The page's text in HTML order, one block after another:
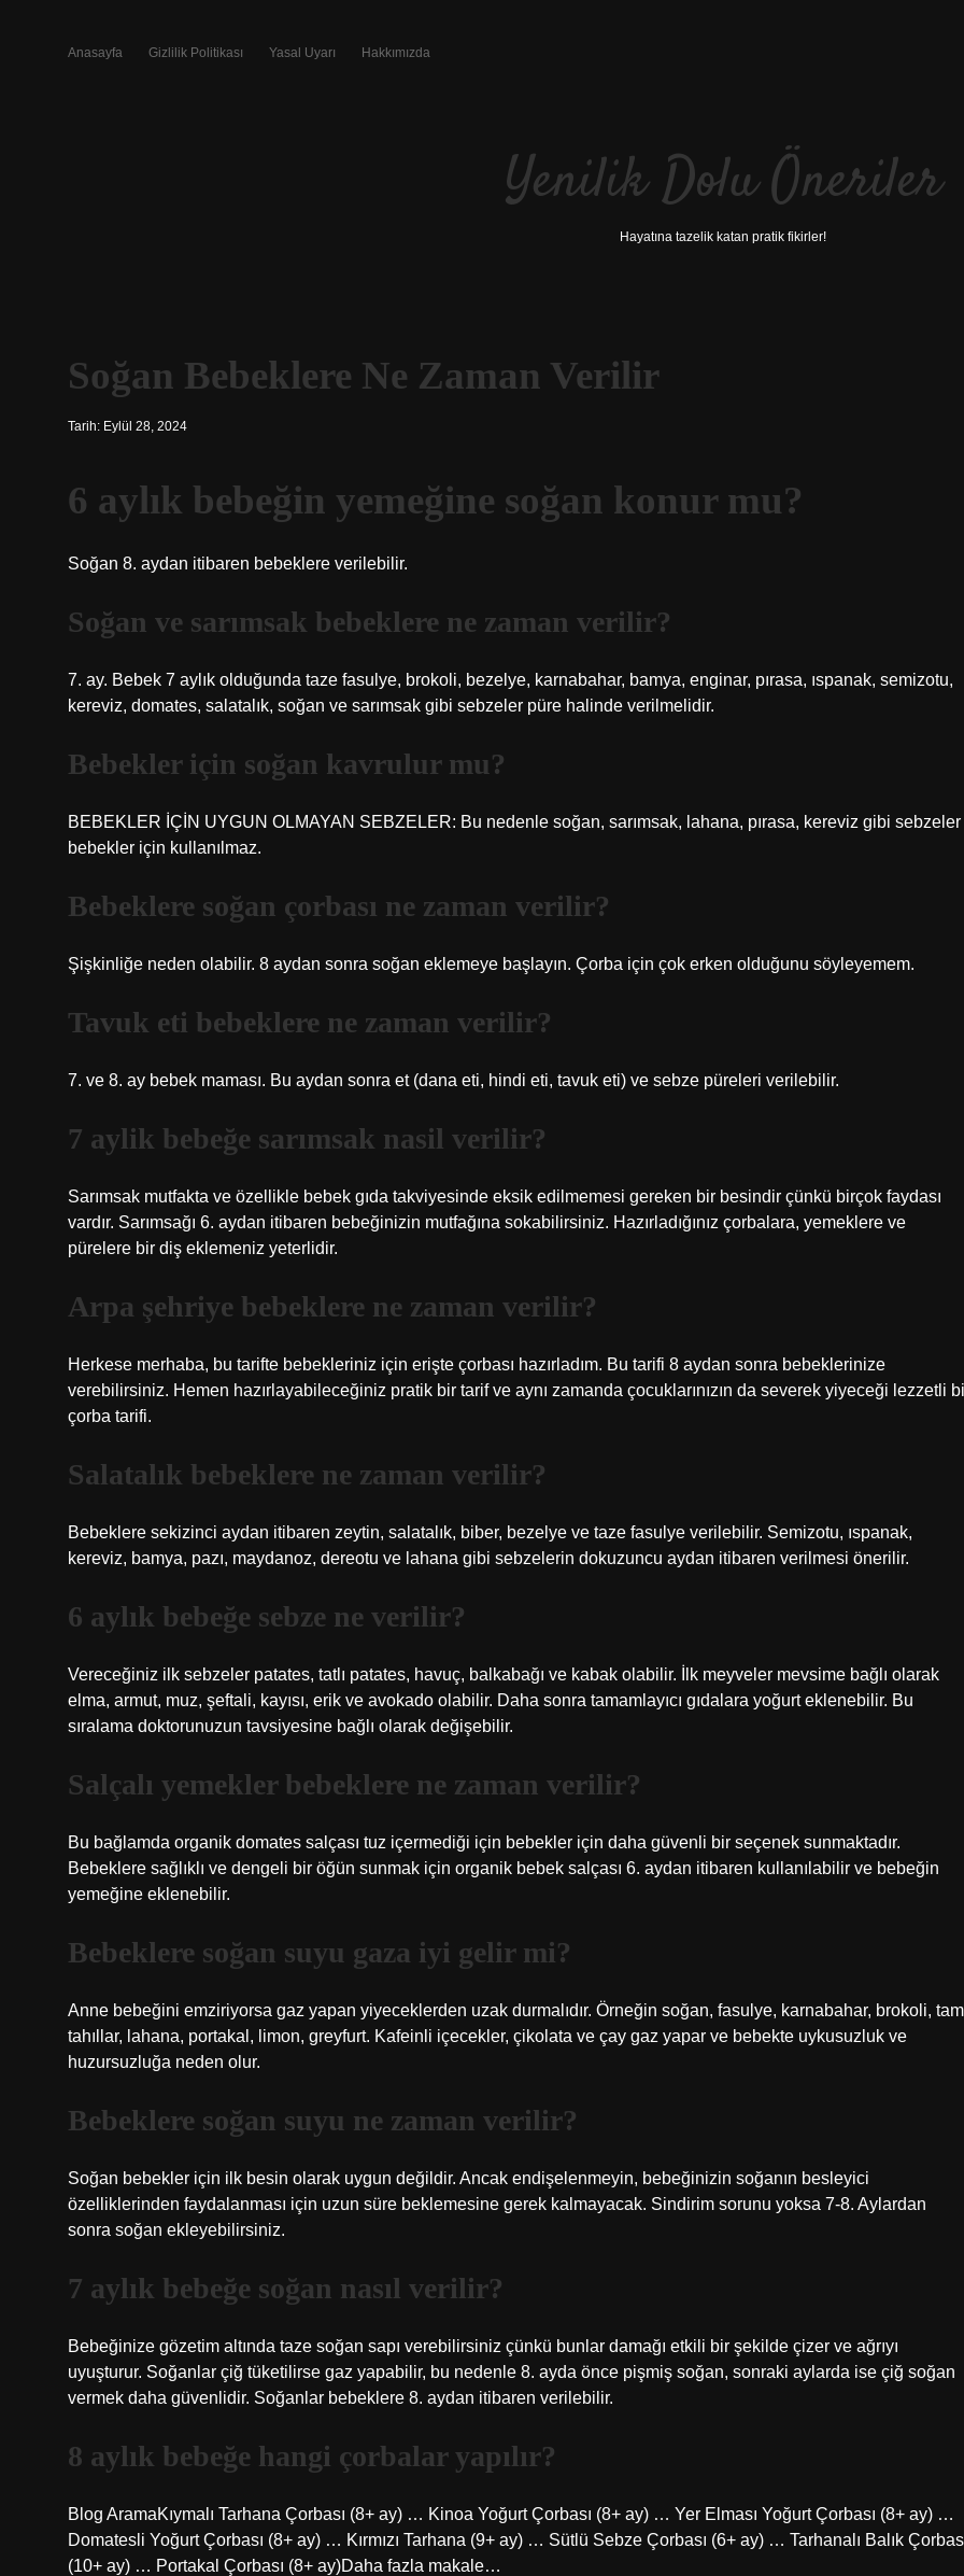
Anasayfa Gizlilik Politikası Yasal Uyarı Hakkımızda
Yenilik Dolu Öneriler
Hayatına tazelik katan pratik fikirler!
Soğan Bebeklere Ne Zaman Verilir
Tarih: Eylül 28, 2024
6 aylık bebeğin yemeğine soğan konur mu?
Soğan 8. aydan itibaren bebeklere verilebilir.
Soğan ve sarımsak bebeklere ne zaman verilir?
7. ay. Bebek 7 aylık olduğunda taze fasulye, brokoli, bezelye, karnabahar, bamya, enginar, pırasa, ıspanak, semizotu,
kereviz, domates, salatalık, soğan ve sarımsak gibi sebzeler püre halinde verilmelidir.
Bebekler için soğan kavrulur mu?
BEBEKLER İÇİN UYGUN OLMAYAN SEBZELER: Bu nedenle soğan, sarımsak, lahana, pırasa, kereviz gibi sebzeler
bebekler için kullanılmaz.
Bebeklere soğan çorbası ne zaman verilir?
Şişkinliğe neden olabilir. 8 aydan sonra soğan eklemeye başlayın. Çorba için çok erken olduğunu söyleyemem.
Tavuk eti bebeklere ne zaman verilir?
7. ve 8. ay bebek maması. Bu aydan sonra et (dana eti, hindi eti, tavuk eti) ve sebze püreleri verilebilir.
7 aylik bebeğe sarımsak nasil verilir?
Sarımsak mutfakta ve özellikle bebek gıda takviyesinde eksik edilmemesi gereken bir besindir çünkü birçok faydası
vardır. Sarımsağı 6. aydan itibaren bebeğinizin mutfağına sokabilirsiniz. Hazırladığınız çorbalara, yemeklere ve
pürelere bir diş eklemeniz yeterlidir.
Arpa şehriye bebeklere ne zaman verilir?
Herkese merhaba, bu tarifte bebekleriniz için erişte çorbası hazırladım. Bu tarifi 8 aydan sonra bebeklerinize
verebilirsiniz. Hemen hazırlayabileceğiniz pratik bir tarif ve aynı zamanda çocuklarınızın da severek yiyeceği lezzetli
çorba tarifi.
Salatalık bebeklere ne zaman verilir?
Bebeklere sekizinci aydan itibaren zeytin, salatalık, biber, bezelye ve taze fasulye verilebilir. Semizotu, ıspanak,
kereviz, bamya, pazı, maydanoz, dereotu ve lahana gibi sebzelerin dokuzuncu aydan itibaren verilmesi önerilir.
6 aylık bebeğe sebze ne verilir?
Vereceğiniz ilk sebzeler patates, tatlı patates, havuç, balkabağı ve kabak olabilir. İlk meyveler mevsime bağlı olarak
elma, armut, muz, şeftali, kayısı, erik ve avokado olabilir. Daha sonra tamamlayıcı gıdalara yoğurt eklenebilir. Bu
sıralama doktorunuzun tavsiyesine bağlı olarak değişebilir.
Salçalı yemekler bebeklere ne zaman verilir?
Bu bağlamda organik domates salçası tuz içermediği için bebekler için daha güvenli bir seçenek sunmaktadır.
Bebeklere sağlıklı ve dengeli bir öğün sunmak için organik bebek salçası 6. aydan itibaren kullanılabilir ve bebeğin
yemeğine eklenebilir.
Bebeklere soğan suyu gaza iyi gelir mi?
Anne bebeğini emziriyorsa gaz yapan yiyeceklerden uzak durmalıdır. Örneğin soğan, fasulye, karnabahar, brokoli, tam
tahıllar, lahana, portakal, limon, greyfurt. Kafeinli içecekler, çikolata ve çay gaz yapar ve bebekte uykusuzluk ve
huzursuzluğa neden olur.
Bebeklere soğan suyu ne zaman verilir?
Soğan bebekler için ilk besin olarak uygun değildir. Ancak endişelenmeyin, bebeğinizin soğanın besleyici
özelliklerinden faydalanması için uzun süre beklemesine gerek kalmayacak. Sindirim sorunu yoksa 7-8. Aylardan
sonra soğan ekleyebilirsiniz.
7 aylık bebeğe soğan nasıl verilir?
Bebeğinize gözetim altında taze soğan sapı verebilirsiniz çünkü bunlar damağı etkili bir şekilde çizer ve ağrıyı
uyuşturur. Soğanlar çiğ tüketilirse gaz yapabilir, bu nedenle 8. ayda önce pişmiş soğan, sonraki aylarda ise çiğ soğan
vermek daha güvenlidir. Soğanlar bebeklere 8. aydan itibaren verilebilir.
8 aylık bebeğe hangi çorbalar yapılır?
Blog AramaKıymalı Tarhana Çorbası (8+ ay) … Kinoa Yoğurt Çorbası (8+ ay) … Yer Elması Yoğurt Çorbası (8+ ay) …
Domatesli Yoğurt Çorbası (8+ ay) … Kırmızı Tarhana (9+ ay) … Sütlü Sebze Çorbası (6+ ay) … Tarhanalı Balık
(10+ ay) … Portakal Çorbası (8+ ay)Daha fazla makale…